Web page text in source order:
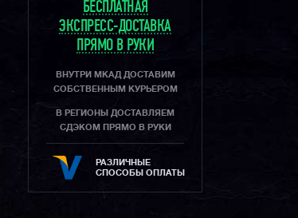
БЕСПЛАТНАЯ
ЭКСПРЕСС-ДОСТАВКА
ПРЯМО В РУКИ
ВНУТРИ МКАД ДОСТАВИМ
СОБСТВЕННЫМ КУРЬЕРОМ
В РЕГИОНЫ ДОСТАВЛЯЕМ
СДЭКОМ ПРЯМО В РУКИ
РАЗЛИЧНЫЕ
СПОСОБЫ ОПЛАТЫ